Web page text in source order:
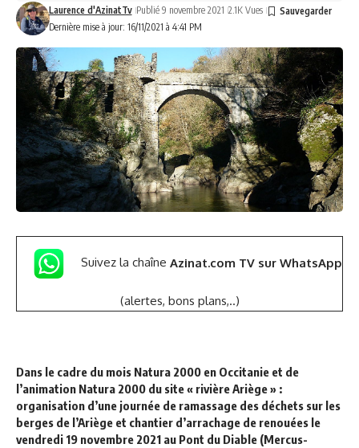
Dernière mise à jour: 16/11/2021 à 4:41 PM
Laurence d'AzinatTv Publié 9 novembre 2021 2.1K Vues
Suivez la chaîne Azinat.com TV sur WhatsApp
(alertes, bons plans,..)
Dans le cadre du mois Natura 2000 en Occitanie et de
l’animation Natura 2000 du site « rivière Ariège » :
organisation d’une journée de ramassage des déchets sur les
berges de l’Ariège et chantier d’arrachage de renouées le
vendredi 19 novembre 2021 au Pont du Diable (Mercus-